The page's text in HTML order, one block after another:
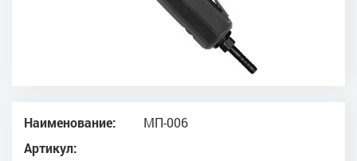
Наименование:
МП-006
Артикул: